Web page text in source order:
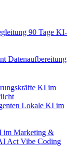
90 Tage KI-
Datenaufbereitung
KI im
Lokale KI im
im Marketing &
Act Vibe Coding